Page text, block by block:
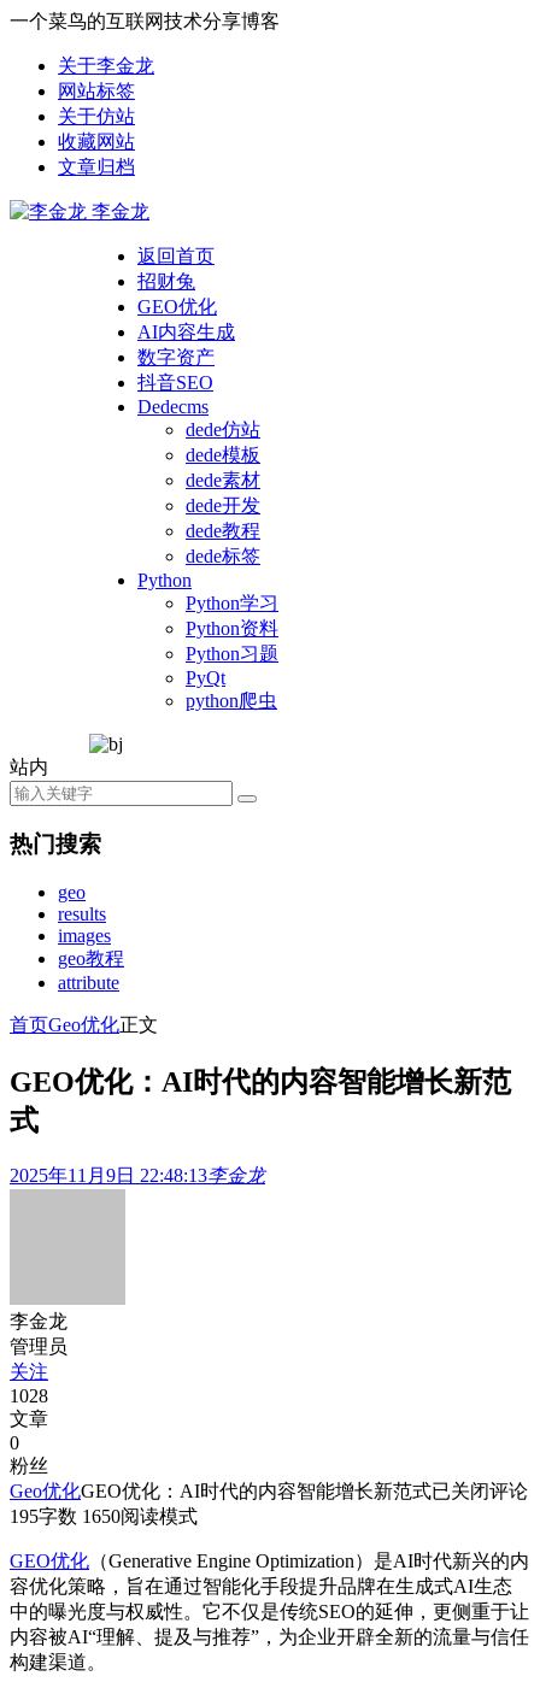
一个菜鸟的互联网技术分享博客
关于李金龙
网站标签
关于仿站
收藏网站
文章归档
李金龙
返回首页
招财兔
GEO优化
AI内容生成
数字资产
抖音SEO
Dedecms
dede仿站
dede模板
dede素材
dede开发
dede教程
dede标签
Python
Python学习
Python资料
Python习题
PyQt
python爬虫
站内
热门搜索
geo
results
images
geo教程
attribute
首页Geo优化正文
GEO优化：AI时代的内容智能增长新范
式
2025年11月9日 22:48:13李金龙
李金龙
管理员
关注
1028
文章
0
粉丝
Geo优化GEO优化：AI时代的内容智能增长新范式已关闭评论
195字数 1650阅读模式
GEO优化 （Generative Engine Optimization）是AI时代新兴的内
容优化策略，旨在通过智能化手段提升品牌在生成式AI生态
中的曝光度与权威性。它不仅是传统SEO的延伸，更侧重于让
内容被AI“理解、提及与推荐”，为企业开辟全新的流量与信任
构建渠道。